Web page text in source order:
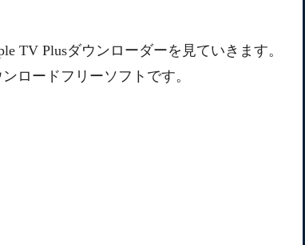
TV Plusダウンローダーを見ていきます。
ロードフリーソフトです。